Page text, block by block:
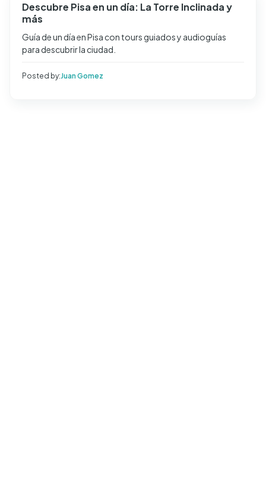
Descubre Pisa en un día: La Torre Inclinada y
más
Guía de un día en Pisa con tours guiados y audioguías
para descubrir la ciudad.
Posted by:Juan Gomez